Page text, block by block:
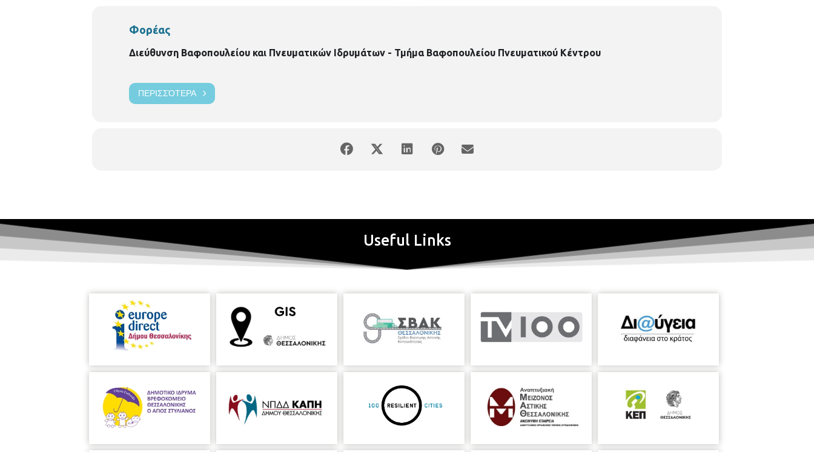
Φορέας
Διεύθυνση Βαφοπουλείου και Πνευματικών Ιδρυμάτων - Τμήμα Βαφοπουλείου Πνευματικού Κέντρου
ΠΕΡΙΣΣΌΤΕΡΑ
Useful Links